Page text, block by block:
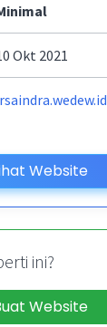
Okt 2021
Website
ini?
Website